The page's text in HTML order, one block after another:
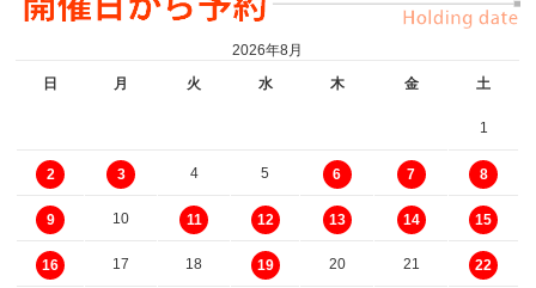
2026年8月
日
月 火 水 木 金 土
1
2 3 4 5 6 7 8
9 10 11 12 13 14 15
16 17 18 19 20 21 22